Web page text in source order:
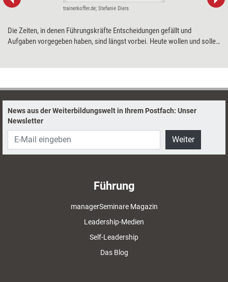
trainerkoffer.de; Stefanie Diers
Die Zeiten, in denen Führungskräfte Entscheidungen gefällt und
Aufgaben vorgegeben haben, sind längst vorbei. Heute wollen und sollen
News aus der Weiterbildungswelt in Ihrem Postfach: Unser
Newsletter
Weiter
Führung
managerSeminare Magazin
Leadership-Medien
Self-Leadership
Das Blog